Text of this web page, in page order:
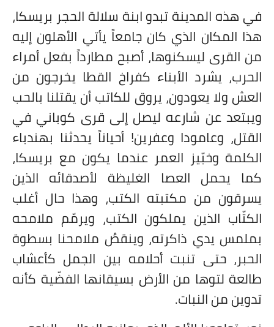
في هذه المدينة تبدو ابنة سلالة الحجر بريسكا،
هذا المكان الذي كان جامعاً يأتي الأهلون إليه
من القرى ليسكنوها، أصبح مطارداً بفعل أمراء
الحرب، يشرد الأبناء كفراخ القطا يخرجون من
العش ولا يعودون، يروق للكاتب أن يقتلنا بالحب
ويبتعد عن شارعه ليصل إلى قرى كوباني في
القتل، وعامودا وعفرين! أحياناً يحدثنا بهندباء
الكلمة وخبّيز العمر عندما يكون مع بريسكا،
كما يحمل العصا الغليظة لأصدقائه الذين
يسرقون من مكتبته الكتب، وهذا حال أغلب
الكتّاب الذين يملكون الكتب، ويرمّم ملامحه
بملمس يدي ذاكرته، وينقصُ ملامحنا بسطوة
الحبر، حتى تنبت أحلامه بين الجمل كأعشاب
طالعة لتوها من الأرض بسيقانها الفضّية كأنه
تدوين من النبات.